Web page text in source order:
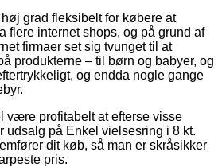
grad fleksibelt for købere at
flere internet shops, og på grund af
firmaer set sig tvunget til at
produkterne – til børn og babyer, og
og endda nogle gange
være profitabelt at efterse visse
udsalg på Enkel vielsesring i 8 kt.
dit køb, så man er skråsikker
pris.